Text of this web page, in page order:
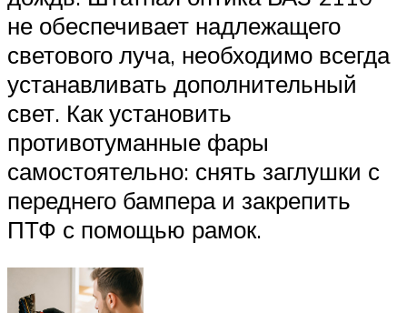
не обеспечивает надлежащего
светового луча, необходимо всегда
устанавливать дополнительный
свет. Как установить
противотуманные фары
самостоятельно: снять заглушки с
переднего бампера и закрепить
ПТФ с помощью рамок.